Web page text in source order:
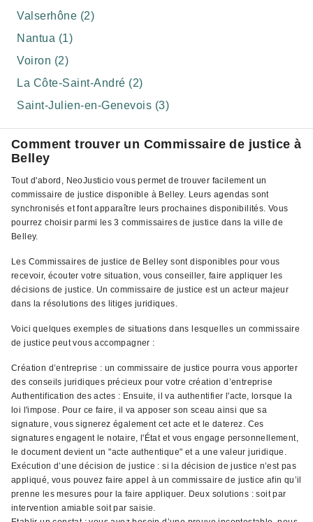
Valserhône (2)
Nantua (1)
Voiron (2)
La Côte-Saint-André (2)
Saint-Julien-en-Genevois (3)
Comment trouver un Commissaire de justice à
Belley
Tout d'abord, NeoJusticio vous permet de trouver facilement un
commissaire de justice disponible à Belley. Leurs agendas sont
synchronisés et font apparaître leurs prochaines disponibilités. Vous
pourrez choisir parmi les 3 commissaires de justice dans la ville de
Belley.
Les Commissaires de justice de Belley sont disponibles pour vous
recevoir, écouter votre situation, vous conseiller, faire appliquer les
décisions de justice. Un commissaire de justice est un acteur majeur
dans la résolutions des litiges juridiques.
Voici quelques exemples de situations dans lesquelles un commissaire
de justice peut vous accompagner :
Création d’entreprise : un commissaire de justice pourra vous apporter
des conseils juridiques précieux pour votre création d’entreprise
Authentification des actes : Ensuite, il va authentifier l'acte, lorsque la
loi l'impose. Pour ce faire, il va apposer son sceau ainsi que sa
signature, vous signerez également cet acte et le daterez. Ces
signatures engagent le notaire, l'État et vous engage personnellement,
le document devient un "acte authentique" et a une valeur juridique.
Exécution d’une décision de justice : si la décision de justice n’est pas
appliqué, vous pouvez faire appel à un commissaire de justice afin qu’il
prenne les mesures pour la faire appliquer. Deux solutions : soit par
intervention amiable soit par saisie.